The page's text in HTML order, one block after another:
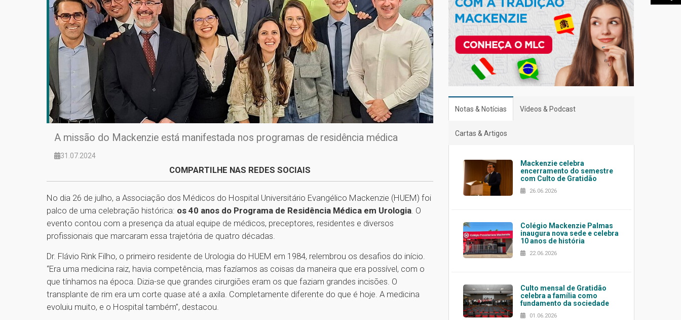
A missão do Mackenzie está manifestada nos programas de residência médica
31.07.2024
COMPARTILHE NAS REDES SOCIAIS
No dia 26 de julho, a Associação dos Médicos do Hospital Universitário Evangélico Mackenzie (HUEM) foi
palco de uma celebração histórica: os 40 anos do Programa de Residência Médica em Urologia . O
evento contou com a presença da atual equipe de médicos, preceptores, residentes e diversos
profissionais que marcaram essa trajetória de quatro décadas.
Dr. Flávio Rink Filho, o primeiro residente de Urologia do HUEM em 1984, relembrou os desafios do início.
“Era uma medicina raiz, havia competência, mas fazíamos as coisas da maneira que era possível, com o
que tínhamos na época. Dizia-se que grandes cirurgiões eram os que faziam grandes incisões. O
transplante de rim era um corte quase até a axila. Completamente diferente do que é hoje. A medicina
evoluiu muito, e o Hospital também”, destacou.
Notas & Notícias Vídeos & Podcast
Cartas & Artigos
Mackenzie celebra
encerramento do semestre
com Culto de Gratidão
26.06.2026
Colégio Mackenzie Palmas
inaugura nova sede e celebra
10 anos de história
22.06.2026
Culto mensal de Gratidão
celebra a família como
fundamento da sociedade
01.06.2026